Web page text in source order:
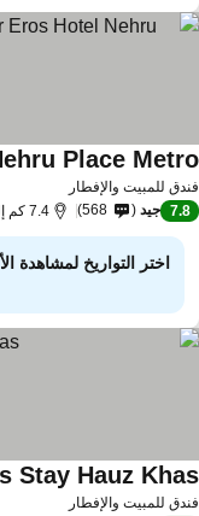
للمبيت والإفطار
الأسعار
7.8 جيد 568 7.4 كم إلى وسط المدينة
اختر التواريخ لمشاهدة
للمبيت والإفطار
Stay Hauz